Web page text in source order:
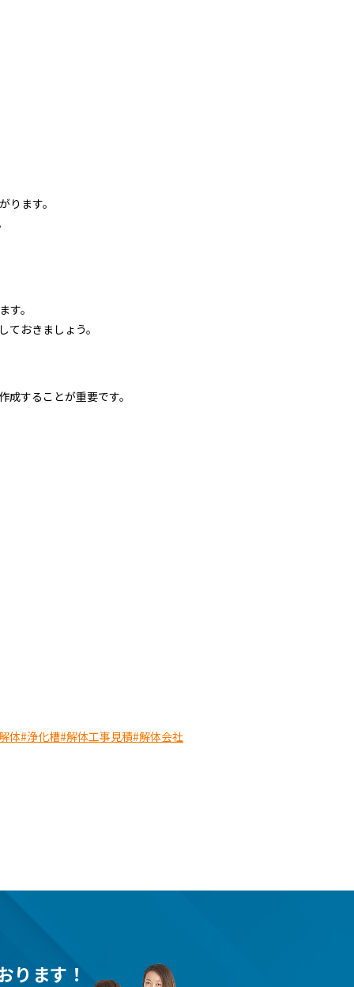
ます。
。
おきましょう。
することが重要です。
体#浄化槽#解体工事見積#解体会社
ります！